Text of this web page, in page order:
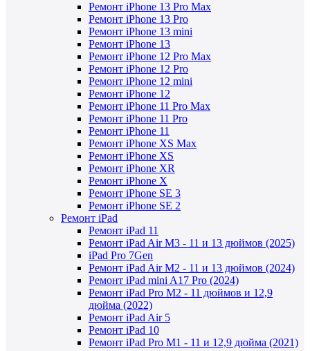
Ремонт iPhone 13 Pro Max
Ремонт iPhone 13 Pro
Ремонт iPhone 13 mini
Ремонт iPhone 13
Ремонт iPhone 12 Pro Max
Ремонт iPhone 12 Pro
Ремонт iPhone 12 mini
Ремонт iPhone 12
Ремонт iPhone 11 Pro Max
Ремонт iPhone 11 Pro
Ремонт iPhone 11
Ремонт iPhone XS Max
Ремонт iPhone XS
Ремонт iPhone XR
Ремонт iPhone X
Ремонт iPhone SE 3
Ремонт iPhone SE 2
Ремонт iPad
Ремонт iPad 11
Ремонт iPad Air M3 - 11 и 13 дюймов (2025)
iPad Pro 7Gen
Ремонт iPad Air M2 - 11 и 13 дюймов (2024)
Ремонт iPad mini A17 Pro (2024)
Ремонт iPad Pro M2 - 11 дюймов и 12,9
дюйма (2022)
Ремонт iPad Air 5
Ремонт iPad 10
Ремонт iPad Pro M1 - 11 и 12,9 дюйма (2021)